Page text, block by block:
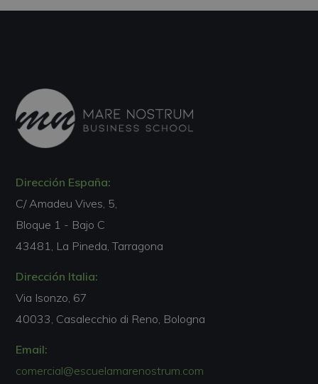
Dirección España:
C/ Amadeu Vives, 5,
Bloque 1 - Bajo C
43481, La Pineda, Tarragona
Dirección Italia:
Via Isonzo, 67
40033, Casalecchio di Reno, Bologna
Email:
comercial@escuelamarenostrum.com